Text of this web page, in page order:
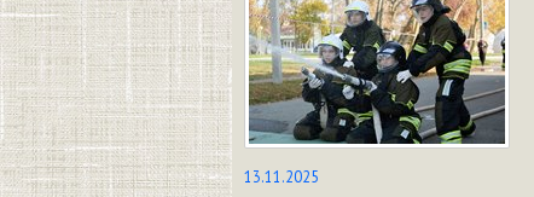
13.11.2025